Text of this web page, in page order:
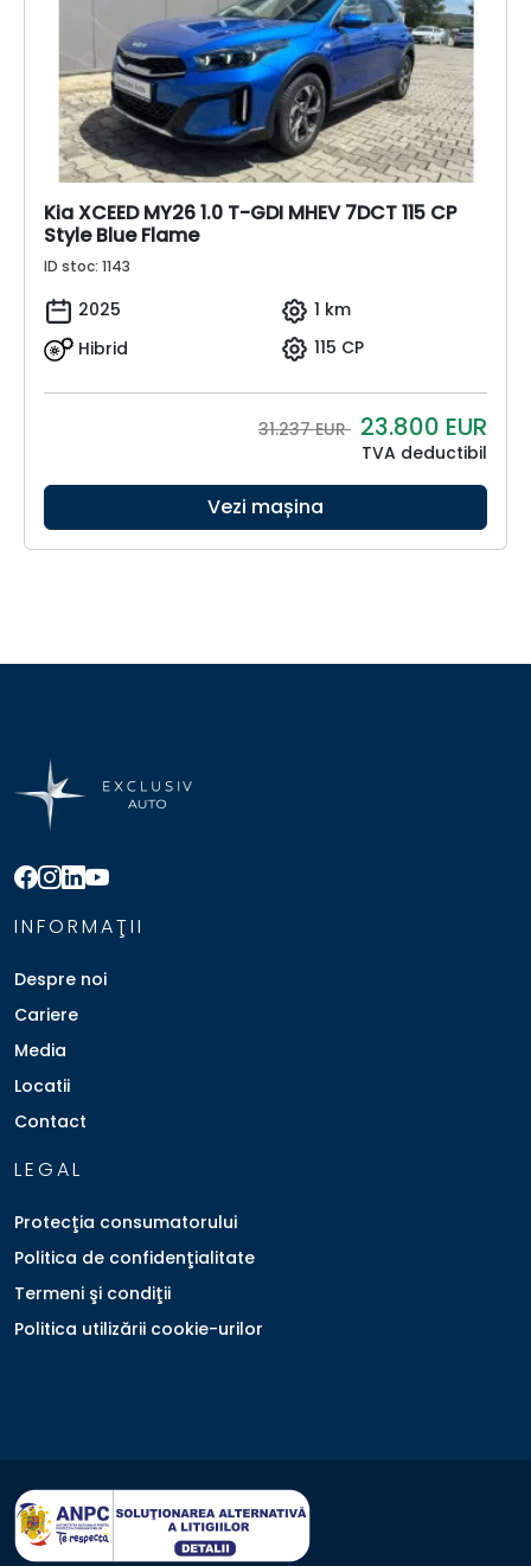
Kia XCEED MY26 1.0 T-GDI MHEV 7DCT 115 CP
Style Blue Flame
ID stoc: 1143
2025
1 km
Hibrid
115 CP
31.237 EUR 23.800 EUR
TVA deductibil
Vezi mașina
INFORMAŢII
Despre noi
Cariere
Media
Locatii
Contact
LEGAL
Protecţia consumatorului
Politica de confidenţialitate
Termeni şi condiţii
Politica utilizării cookie-urilor